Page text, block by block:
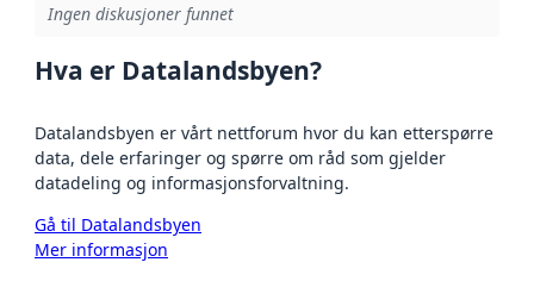
Ingen diskusjoner funnet
Hva er Datalandsbyen?
Datalandsbyen er vårt nettforum hvor du kan etterspørre
data, dele erfaringer og spørre om råd som gjelder
datadeling og informasjonsforvaltning.
Gå til Datalandsbyen
Mer informasjon